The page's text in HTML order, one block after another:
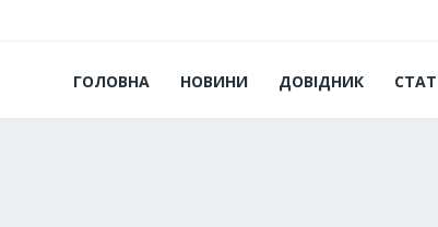
ГОЛОВНА НОВИНИ ДОВІДНИК